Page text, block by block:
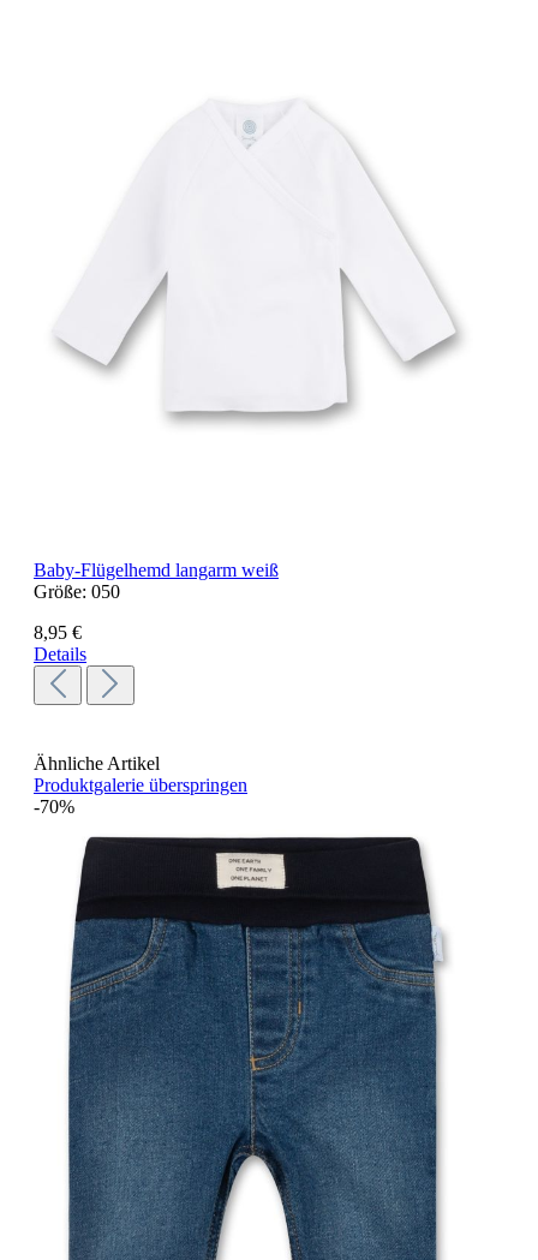
Baby-Flügelhemd langarm weiß
Größe: 050
8,95 €
Details
Ähnliche Artikel
Produktgalerie überspringen
-70%